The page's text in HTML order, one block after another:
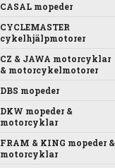
CASAL mopeder
CYCLEMASTER
cykelhjälpmotorer
CZ & JAWA motorcyklar
& motorcykelmotorer
DBS mopeder
DKW mopeder &
motorcyklar
FRAM & KING mopeder &
motorcyklar